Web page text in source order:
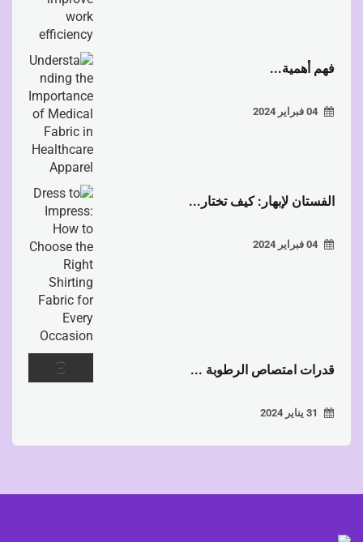
فهم أهمية...
الفستان لإبهار: كيف تختار...
قدرات امتصاص الرطوبة ...